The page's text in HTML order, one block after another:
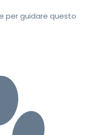
per guidare questo